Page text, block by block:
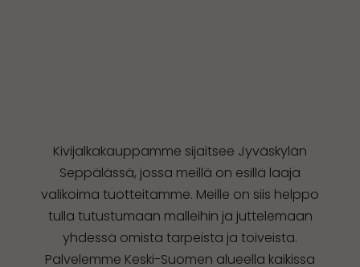
Kivijalkakauppamme sijaitsee Jyväskylän
Seppälässä, jossa meillä on esillä laaja
valikoima tuotteitamme. Meille on siis helppo
tulla tutustumaan malleihin ja juttelemaan
yhdessä omista tarpeista ja toiveista.
Palvelemme Keski-Suomen alueella kaikissa